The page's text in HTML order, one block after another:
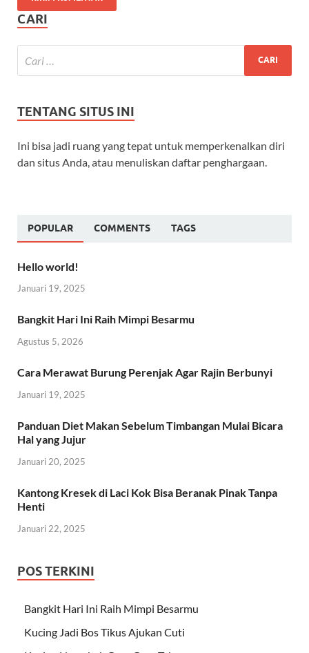
CARI
TENTANG SITUS INI
Ini bisa jadi ruang yang tepat untuk memperkenalkan diri
dan situs Anda, atau menuliskan daftar penghargaan.
POPULAR COMMENTS TAGS
Hello world!
Januari 19, 2025
Bangkit Hari Ini Raih Mimpi Besarmu
Agustus 5, 2026
Cara Merawat Burung Perenjak Agar Rajin Berbunyi
Januari 19, 2025
Panduan Diet Makan Sebelum Timbangan Mulai Bicara
Hal yang Jujur
Januari 20, 2025
Kantong Kresek di Laci Kok Bisa Beranak Pinak Tanpa
Henti
Januari 22, 2025
POS TERKINI
Bangkit Hari Ini Raih Mimpi Besarmu
Kucing Jadi Bos Tikus Ajukan Cuti